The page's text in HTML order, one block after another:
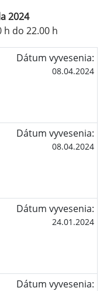
2024
h do 22.00 h
Dátum vyvesenia:
08.04.2024
Dátum vyvesenia:
08.04.2024
Dátum vyvesenia:
24.01.2024
Dátum vyvesenia: